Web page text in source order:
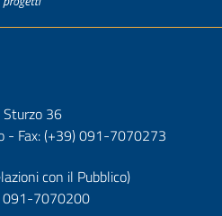
Sturzo 36
- Fax: (+39) 091-7070273
con il Pubblico)
091-7070200